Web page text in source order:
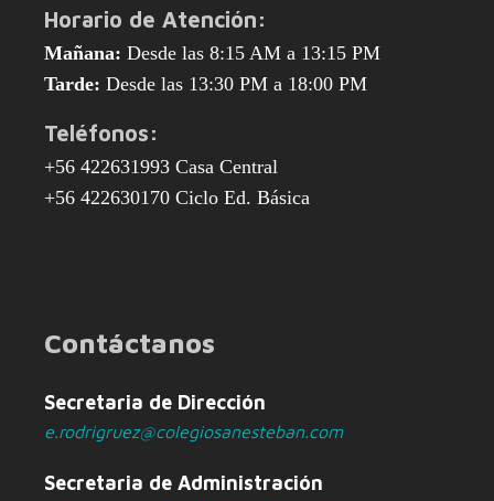
Horario de Atención:
Mañana: Desde las 8:15 AM a 13:15 PM
Tarde: Desde las 13:30 PM a 18:00 PM
Teléfonos:
+56 422631993 Casa Central
+56 422630170 Ciclo Ed. Básica
Contáctanos
Secretaria de Dirección
e.rodrigruez@colegiosanesteban.com
Secretaria de Administración